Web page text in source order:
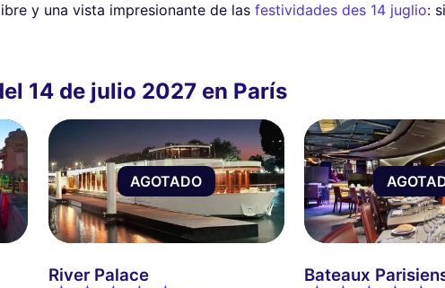
y una vista impresionante de las festividades des 14 juglio:
14 de julio 2027 en París
AGOTADO
River Palace Bateaux